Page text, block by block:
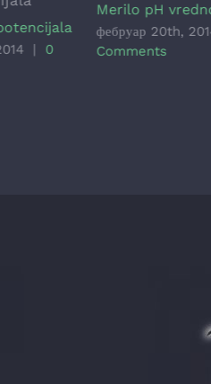
|
0
Merilo pH
фебруар 20th,
Comments